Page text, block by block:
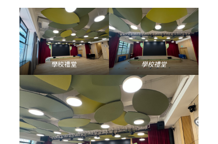
學校禮堂 學校禮堂